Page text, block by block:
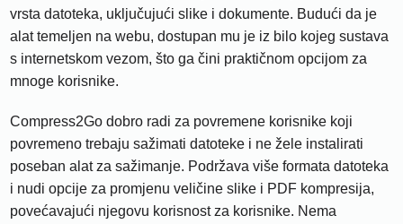
vrsta datoteka, uključujući slike i dokumente. Budući da je
alat temeljen na webu, dostupan mu je iz bilo kojeg sustava
s internetskom vezom, što ga čini praktičnom opcijom za
mnoge korisnike.
Compress2Go dobro radi za povremene korisnike koji
povremeno trebaju sažimati datoteke i ne žele instalirati
poseban alat za sažimanje. Podržava više formata datoteka
i nudi opcije za promjenu veličine slike i PDF kompresija,
povećavajući njegovu korisnost za korisnike. Nema